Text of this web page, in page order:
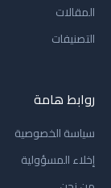
المقالات
التصنيفات
روابط هامة
سياسة الخصوصية
إخلاء المسؤولية